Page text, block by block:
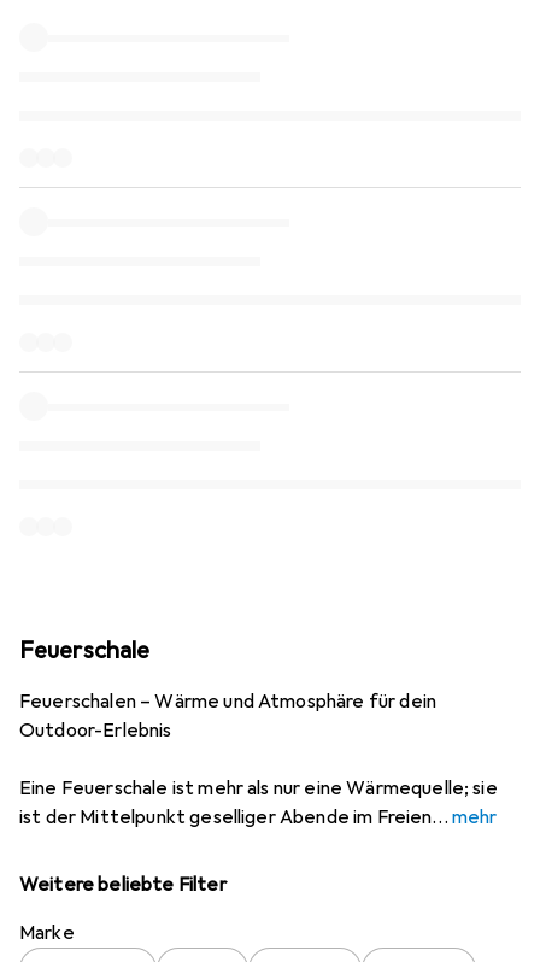
Feuerschale
Feuerschalen – Wärme und Atmosphäre für dein
Outdoor-Erlebnis
Eine Feuerschale ist mehr als nur eine Wärmequelle; sie
ist der Mittelpunkt geselliger Abende im Freien
mehr
Weitere beliebte Filter
Marke